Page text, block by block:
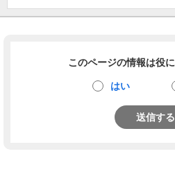
このページの情報は役
はい
送信する